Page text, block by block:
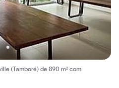
(Tamboré) de 890 m² com